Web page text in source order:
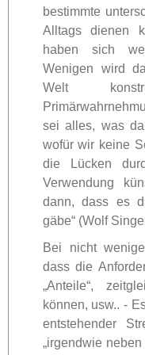
bestimmte
Alltags dienen
haben sich
Wenigen wird
Welt
sei alles, was
wofür wir keine
die Lücken
Verwendung
dann, dass es
gäbe“ (Wolf
Bei nicht
dass die
„Anteile“,
können, usw.. -
entstehender
„irgendwie